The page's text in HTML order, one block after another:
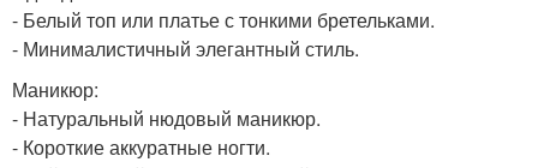
- Белый топ или платье с тонкими бретельками.
- Минималистичный элегантный стиль.
Маникюр:
- Натуральный нюдовый маникюр.
- Короткие аккуратные ногти.